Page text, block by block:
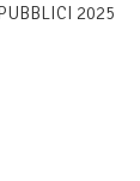
2025